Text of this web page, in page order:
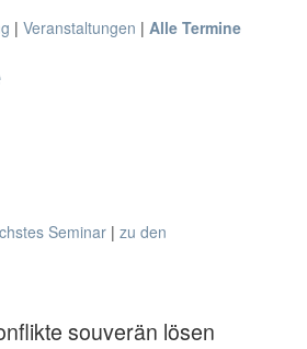
| Veranstaltungen | Alle Termine
Seminar | zu den
souverän lösen